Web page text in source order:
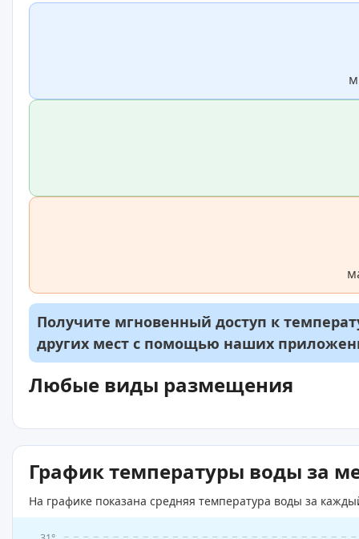
Получите мгновенный доступ к
других мест с помощью наших
Любые виды размещения
График температуры воды за
На графике показана средняя температура воды за